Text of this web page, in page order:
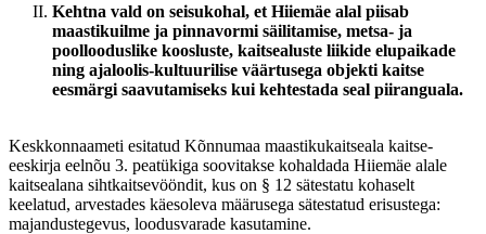
Kehtna vald on seisukohal, et Hiiemäe alal piisab
maastikuilme ja pinnavormi säilitamise, metsa- ja
poollooduslike koosluste, kaitsealuste liikide elupaikade
ning ajaloolis-kultuurilise väärtusega objekti kaitse
eesmärgi saavutamiseks kui kehtestada seal piiranguala.
Keskkonnaameti esitatud Kõnnumaa maastikukaitseala kaitse-
eeskirja eelnõu 3. peatükiga soovitakse kohaldada Hiiemäe alale
kaitsealana sihtkaitsevööndit, kus on § 12 sätestatu kohaselt
keelatud, arvestades käesoleva määrusega sätestatud erisustega:
majandustegevus, loodusvarade kasutamine.